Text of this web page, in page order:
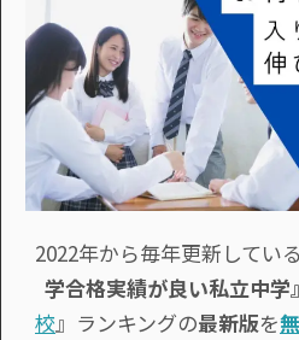
2022年から毎年更新している
学合格実績が良い私立中学』
校』ランキングの最新版を